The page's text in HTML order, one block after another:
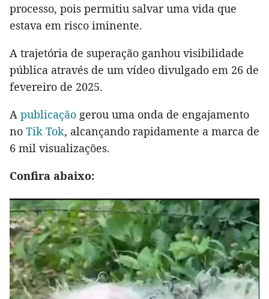
processo, pois permitiu salvar uma vida que
estava em risco iminente.
A trajetória de superação ganhou visibilidade
pública através de um vídeo divulgado em 26 de
fevereiro de 2025.
A publicação gerou uma onda de engajamento
no Tik Tok, alcançando rapidamente a marca de
6 mil visualizações.
Confira abaixo: